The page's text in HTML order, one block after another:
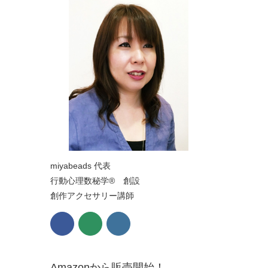
miyabeads 代表
行動心理数秘学® 創設
創作アクセサリー講師